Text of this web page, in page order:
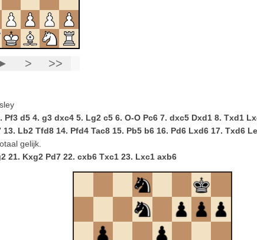
Pf3 d5 4. g3 dxc4 5. Lg2 c5 6. O-O Pc6 7. dxc5 Dxd1 8. Txd1
13. Lb2 Tfd8 14. Pfd4 Tac8 15. Pb5 b6 16. Pd6 Lxd6 17. Txd6
gelijk.
21. Kxg2 Pd7 22. cxb6 Txc1 23. Lxc1 axb6